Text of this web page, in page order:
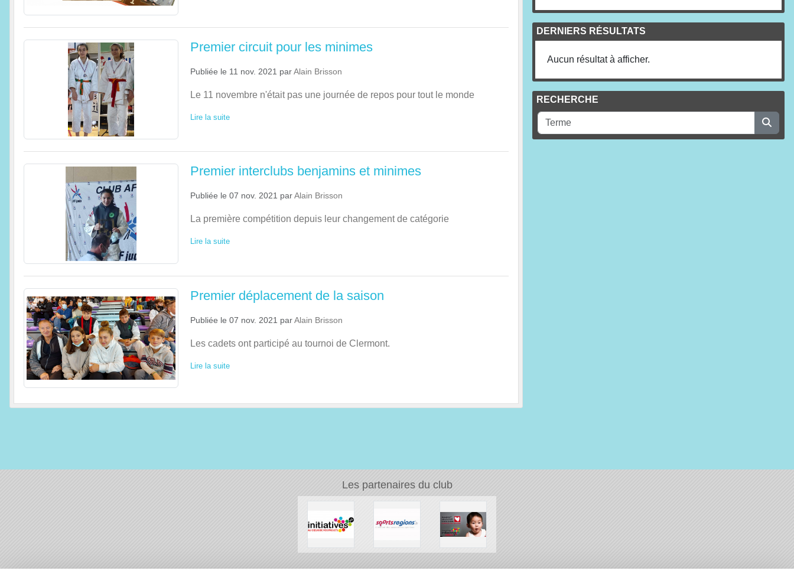
Premier circuit pour les minimes
Publiée le 11 nov. 2021 parAlain Brisson
Le 11 novembre n'était pas une journée de repos pour tout le monde
Lire la suite
Premier interclubs benjamins et minimes
Publiée le 07 nov. 2021 parAlain Brisson
La première compétition depuis leur changement de catégorie
Lire la suite
Premier déplacement de la saison
Publiée le 07 nov. 2021 parAlain Brisson
Les cadets ont participé au tournoi de Clermont.
Lire la suite
DERNIERS RÉSULTATS
Aucun résultat à afficher.
RECHERCHE
Les partenaires du club